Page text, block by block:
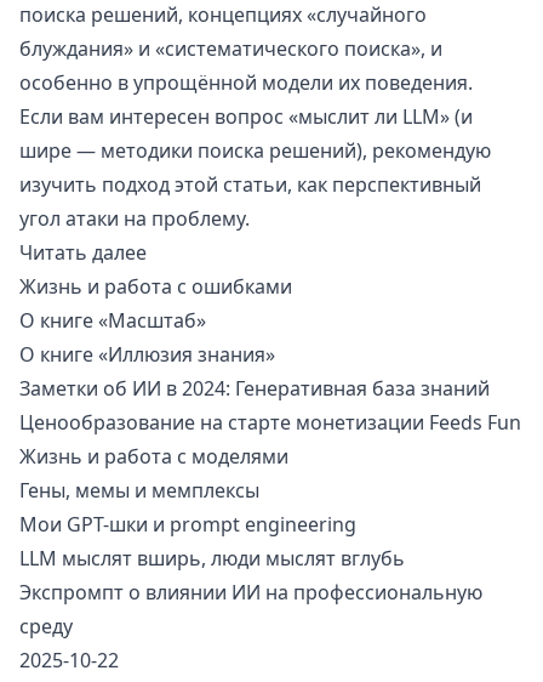
поиска решений, концепциях «случайного
блуждания» и «систематического поиска», и
особенно в упрощённой модели их поведения.
Если вам интересен вопрос «мыслит ли LLM» (и
шире — методики поиска решений), рекомендую
изучить подход этой статьи, как перспективный
угол атаки на проблему.
Читать далее
Жизнь и работа с ошибками
О книге «Масштаб»
О книге «Иллюзия знания»
Заметки об ИИ в 2024: Генеративная база знаний
Ценообразование на старте монетизации Feeds Fun
Жизнь и работа с моделями
Гены, мемы и мемплексы
Мои GPT-шки и prompt engineering
LLM мыслят вширь, люди мыслят вглубь
Экспромпт о влиянии ИИ на профессиональную
среду
2025-10-22